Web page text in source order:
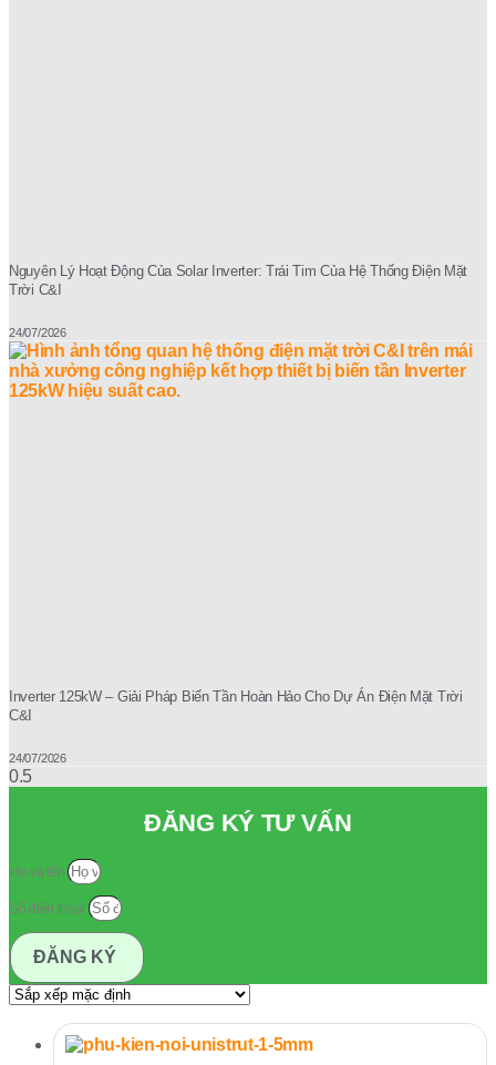
Nguyên Lý Hoạt Động Của Solar Inverter: Trái Tim Của Hệ Thống Điện Mặt
Trời C&I
24/07/2026
Inverter 125kW – Giải Pháp Biến Tần Hoàn Hảo Cho Dự Án Điện Mặt Trời
C&I
24/07/2026
ĐĂNG KÝ TƯ VẤN
Họ và tên
Số điện thoại
ĐĂNG KÝ